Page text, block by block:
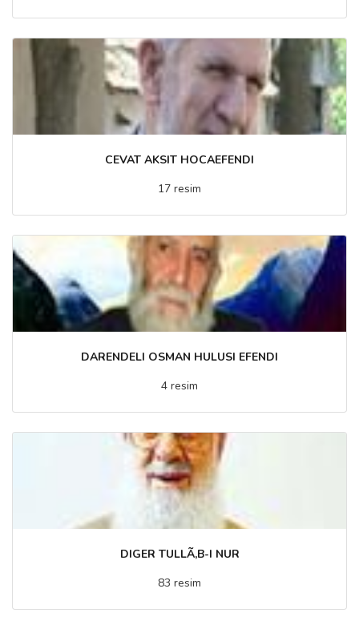
CEVAT AKSIT HOCAEFENDI
17 resim
DARENDELI OSMAN HULUSI EFENDI
4 resim
DIGER TULLÃ‚B-I NUR
83 resim